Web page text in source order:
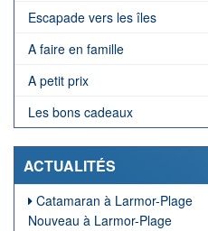
Escapade vers les îles
A faire en famille
A petit prix
Les bons cadeaux
ACTUALITÉS
Catamaran à Larmor-Plage
Nouveau à Larmor-Plage